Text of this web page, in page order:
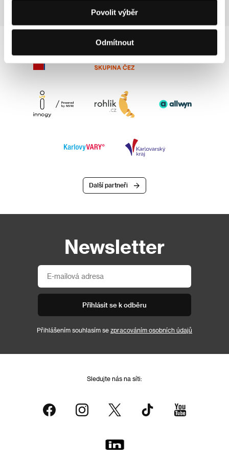
Povolit výběr
Odmítnout
Další partneři
Newsletter
Přihlásit se k odběru
Přihlášením souhlasím se zpracováním osobních údajů
Sledujte nás na síti: